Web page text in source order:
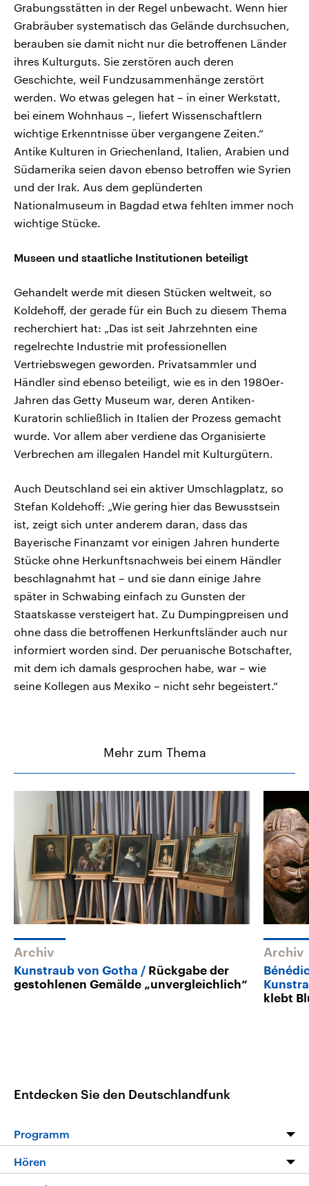
Grabungsstätten in der Regel unbewacht. Wenn hier
Grabräuber systematisch das Gelände durchsuchen,
berauben sie damit nicht nur die betroffenen Länder
ihres Kulturguts. Sie zerstören auch deren
Geschichte, weil Fundzusammenhänge zerstört
werden. Wo etwas gelegen hat – in einer Werkstatt,
bei einem Wohnhaus –, liefert Wissenschaftlern
wichtige Erkenntnisse über vergangene Zeiten.“
Antike Kulturen in Griechenland, Italien, Arabien und
Südamerika seien davon ebenso betroffen wie Syrien
und der Irak. Aus dem geplünderten
Nationalmuseum in Bagdad etwa fehlten immer noch
wichtige Stücke.
Museen und staatliche Institutionen beteiligt
Gehandelt werde mit diesen Stücken weltweit, so
Koldehoff, der gerade für ein Buch zu diesem Thema
recherchiert hat: „Das ist seit Jahrzehnten eine
regelrechte Industrie mit professionellen
Vertriebswegen geworden. Privatsammler und
Händler sind ebenso beteiligt, wie es in den 1980er-
Jahren das Getty Museum war, deren Antiken-
Kuratorin schließlich in Italien der Prozess gemacht
wurde. Vor allem aber verdiene das Organisierte
Verbrechen am illegalen Handel mit Kulturgütern.
Auch Deutschland sei ein aktiver Umschlagplatz, so
Stefan Koldehoff: „Wie gering hier das Bewusstsein
ist, zeigt sich unter anderem daran, dass das
Bayerische Finanzamt vor einigen Jahren hunderte
Stücke ohne Herkunftsnachweis bei einem Händler
beschlagnahmt hat – und sie dann einige Jahre
später in Schwabing einfach zu Gunsten der
Staatskasse versteigert hat. Zu Dumpingpreisen und
ohne dass die betroffenen Herkunftsländer auch nur
informiert worden sind. Der peruanische Botschafter,
mit dem ich damals gesprochen habe, war – wie
seine Kollegen aus Mexiko – nicht sehr begeistert.“
Mehr zum Thema
Archiv
Kunstraub von Gotha
Rückgabe der
gestohlenen Gemälde „unvergleichlich“
Archiv
klebt
Entdecken Sie den Deutschlandfunk
Programm
Programm
Hören